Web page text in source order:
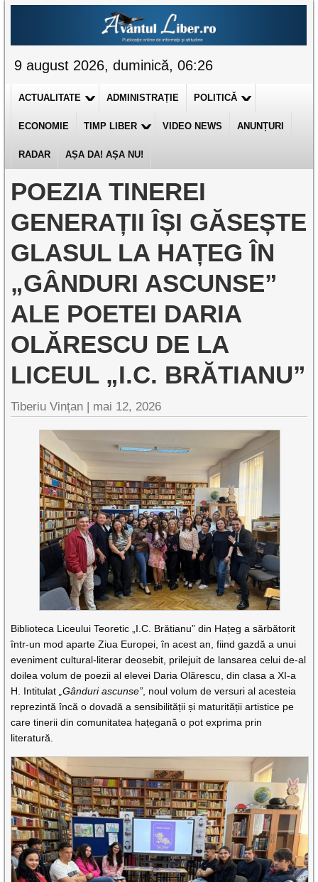
9 august 2026, duminică, 06:26
ACTUALITATE ADMINISTRAȚIE POLITICĂ
ECONOMIE TIMP LIBER VIDEO NEWS ANUNȚURI
RADAR AȘA DA! AȘA NU!
POEZIA TINEREI
GENERAȚII ÎȘI GĂSEȘTE
GLASUL LA HAȚEG ÎN
„GÂNDURI ASCUNSE”
ALE POETEI DARIA
OLĂRESCU DE LA
LICEUL „I.C. BRĂTIANU”
Tiberiu Vințan | mai 12, 2026
Biblioteca Liceului Teoretic „I.C. Brătianu” din Hațeg a sărbătorit
într-un mod aparte Ziua Europei, în acest an, fiind gazdă a unui
eveniment cultural-literar deosebit, prilejuit de lansarea celui de-al
doilea volum de poezii al elevei Daria Olărescu, din clasa a XI-a
H. Intitulat „Gânduri ascunse” , noul volum de versuri al acesteia
reprezintă încă o dovadă a sensibilității și maturității artistice pe
care tinerii din comunitatea hațegană o pot exprima prin
literatură.